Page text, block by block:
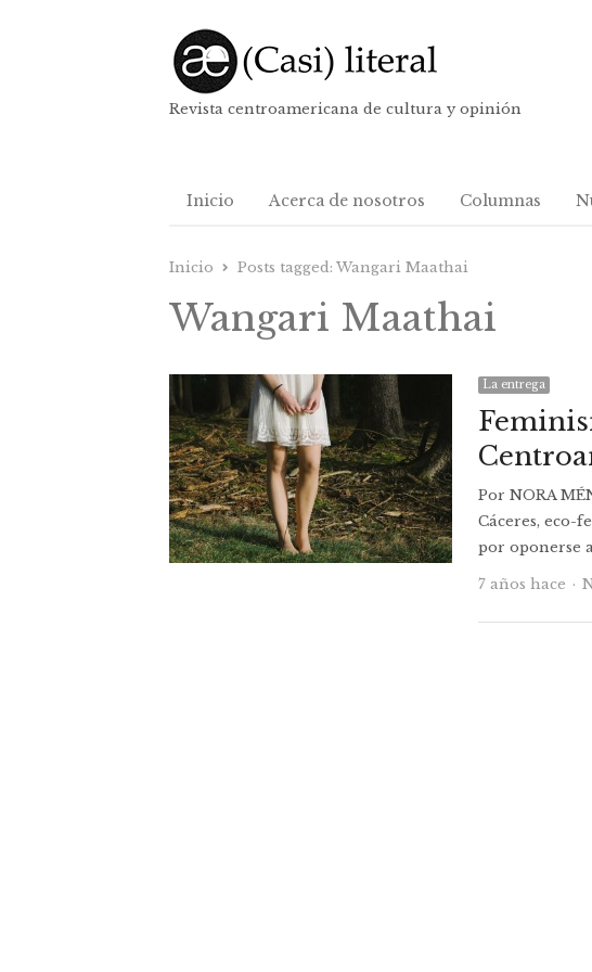
Revista centroamericana de cultura y opinión
Inicio Acerca de nosotros Columnas
Inicio Posts tagged: Wangari Maathai
Wangari Maathai
La entrega
Por NORA
Cáceres, eco-
por oponerse
7 años hace